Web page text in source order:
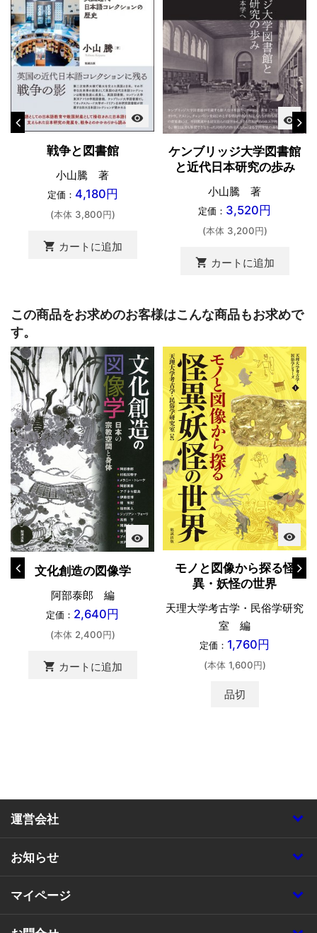
visibility
戦争と図書館
小山騰 著
定価： 4,180円
(本体 3,800円)
shopping_cart カートに追加
visibility
ケンブリッジ大学図書館
と近代日本研究の歩み
小山騰 著
定価： 3,520円
(本体 3,200円)
shopping_cart カートに追加
この商品をお求めのお客様はこんな商品もお求めで
す。
visibility
文化創造の図像学
阿部泰郎 編
定価： 2,640円
(本体 2,400円)
shopping_cart カートに追加
visibility
モノと図像から探る怪
異・妖怪の世界
天理大学考古学・民俗学研究
室 編
定価： 1,760円
(本体 1,600円)
品切
運営会社
お知らせ
マイページ